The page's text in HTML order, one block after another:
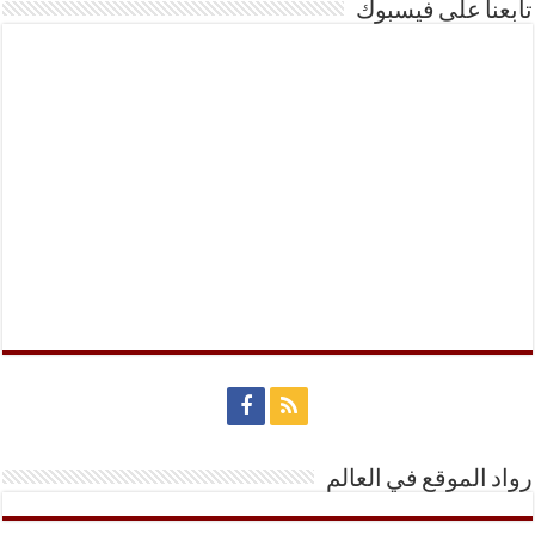
تابعنا على فيسبوك
رواد الموقع في العالم